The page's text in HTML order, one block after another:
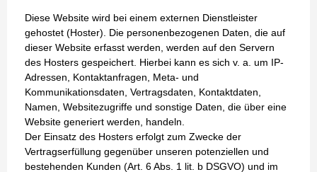
Diese Website wird bei einem externen Dienstleister
gehostet (Hoster). Die personenbezogenen Daten, die auf
dieser Website erfasst werden, werden auf den Servern
des Hosters gespeichert. Hierbei kann es sich v. a. um IP-
Adressen, Kontaktanfragen, Meta- und
Kommunikationsdaten, Vertragsdaten, Kontaktdaten,
Namen, Websitezugriffe und sonstige Daten, die über eine
Website generiert werden, handeln.
Der Einsatz des Hosters erfolgt zum Zwecke der
Vertragserfüllung gegenüber unseren potenziellen und
bestehenden Kunden (Art. 6 Abs. 1 lit. b DSGVO) und im